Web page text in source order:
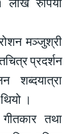
रोशन मञ्जुश्री
प्रदर्शन
शब्दयात्रा
।
तथा